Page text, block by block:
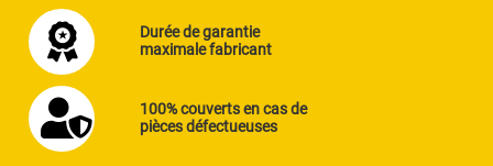
Durée de garantie
maximale fabricant
100% couverts en cas de
pièces défectueuses